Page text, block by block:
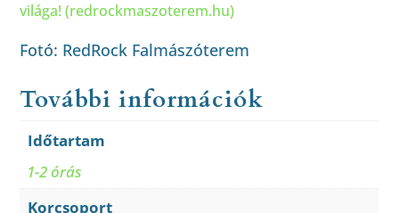
világa! (redrockmaszoterem.hu)
Fotó: RedRock Falmászóterem
További információk
Időtartam
1-2 órás
Korcsoport